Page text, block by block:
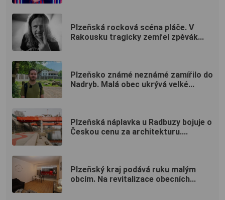
Plzeňská rocková scéna pláče. V
Rakousku tragicky zemřel zpěvák...
Plzeňsko známé neznámé zamířilo do
Nadryb. Malá obec ukrývá velké...
Plzeňská náplavka u Radbuzy bojuje o
Českou cenu za architekturu....
Plzeňský kraj podává ruku malým
obcím. Na revitalizace obecních...